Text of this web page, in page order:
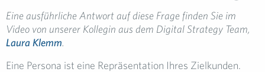
Eine ausführliche Antwort auf diese Frage finden Sie im
Video von unserer Kollegin aus dem Digital Strategy Team,
Laura Klemm.
Eine Persona ist eine Repräsentation Ihres Zielkunden.